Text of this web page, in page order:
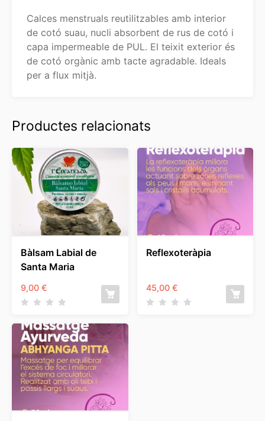
Calces menstruals reutilitzables amb interior
de cotó suau, nucli absorbent de rus de cotó i
capa impermeable de PUL. El teixit exterior és
de cotó orgànic amb tacte agradable. Ideals
per a flux mitjà.
Productes relacionats
Bàlsam Labial de
Santa Maria
9,00 €
Reflexoteràpia
45,00 €